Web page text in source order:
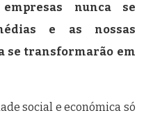
nunca se
e as nossas
se transformarão em
social e económica só